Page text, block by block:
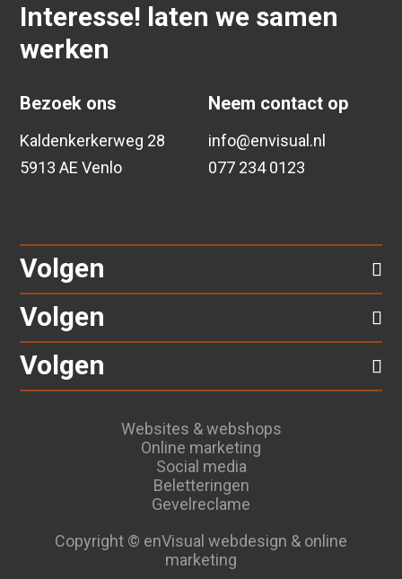
Interesse! laten we samen
werken
Bezoek ons
Kaldenkerkerweg 28
5913 AE Venlo
Neem contact op
info@envisual.nl
077 234 0123
Volgen
Volgen
Volgen
Websites & webshops
Online marketing
Social media
Beletteringen
Gevelreclame
Copyright © enVisual webdesign & online
marketing